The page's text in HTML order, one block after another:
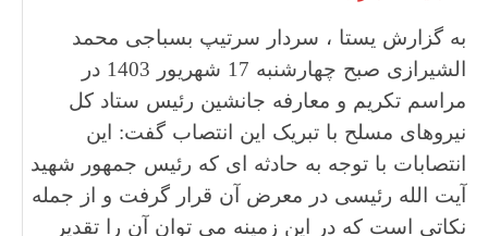
به گزارش یستا ، سردار سرتیپ بسباجی محمد
الشیرازی صبح چهارشنبه 17 شهریور 1403 در
مراسم تکریم و معارفه جانشین رئیس ستاد کل
نیروهای مسلح با تبریک این انتصاب گفت: این
انتصابات با توجه به حادثه ای که رئیس جمهور شهید
آیت الله رئیسی در معرض آن قرار گرفت و از جمله
نکاتی است که در این زمینه می توان آن را تقدیر